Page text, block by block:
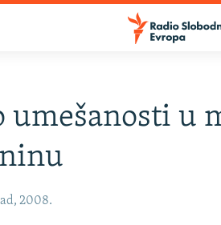
umešanosti u
2008.